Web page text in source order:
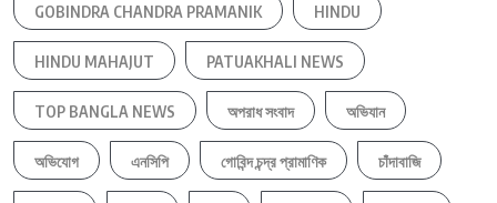
GOBINDRA CHANDRA PRAMANIK HINDU
HINDU MAHAJUT PATUAKHALI NEWS
TOP BANGLA NEWS অপরাধ সংবাদ অভিযান
অভিযোগ এনসিপি গোবিন্দ চন্দ্র প্রামাণিক চাঁদাবাজি